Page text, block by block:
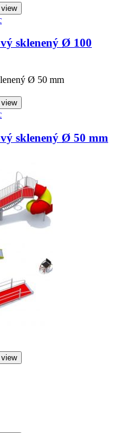
sklenený Ø 100
sklenený Ø 50 mm